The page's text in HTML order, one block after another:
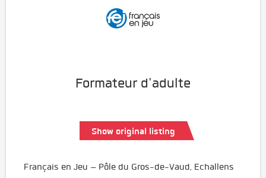
Formateur d'adulte
Show original listing
Français en Jeu – Pôle du Gros-de-Vaud, Echallens